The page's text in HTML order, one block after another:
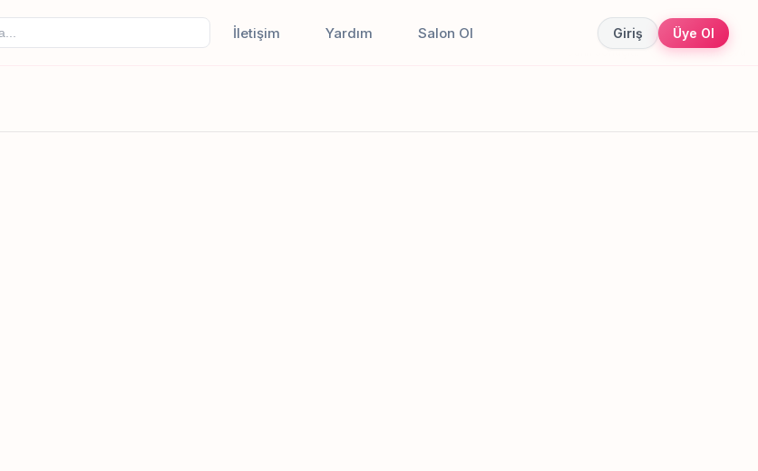
İletişim Yardım Salon Ol Giriş Üye Ol
Canlı sonuçlar Online randevu